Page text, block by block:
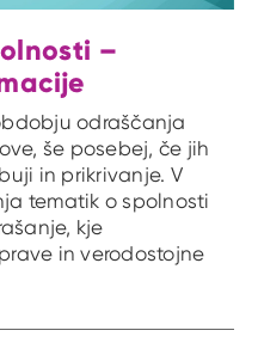
–
odraščanja
še posebej, če jih
in prikrivanje. V
tematik o spolnosti
kje
in verodostojne